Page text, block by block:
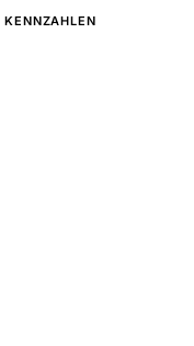
KENNZAHLEN